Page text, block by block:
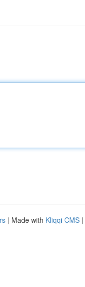
| Made with Kliqqi CMS |